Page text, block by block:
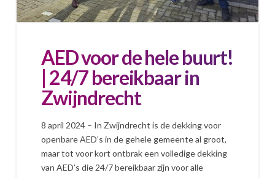
AED voor de hele buurt!
| 24/7 bereikbaar in
Zwijndrecht
8 april 2024 – In Zwijndrecht is de dekking voor
openbare AED’s in de gehele gemeente al groot,
maar tot voor kort ontbrak een volledige dekking
van AED’s die 24/7 bereikbaar zijn voor alle